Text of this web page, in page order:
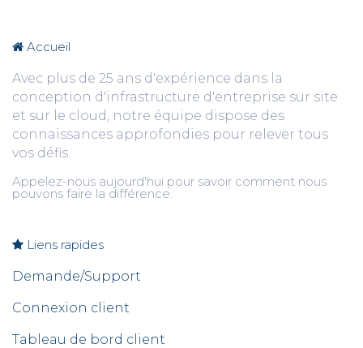
Accueil
Avec plus de 25 ans d'expérience dans la
conception d'infrastructure d'entreprise sur site
et sur le cloud, notre équipe dispose des
connaissances approfondies pour relever tous
vos défis.
Appelez-nous aujourd'hui pour savoir comment nous
pouvons faire la différence.
Liens rapides
Demande/Support
Connexion client
Tableau de bord client